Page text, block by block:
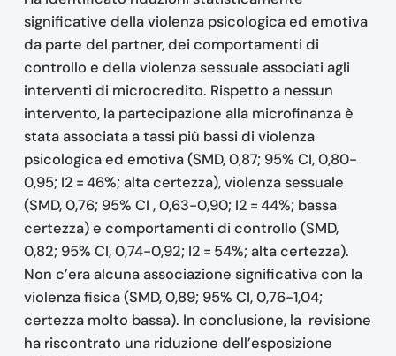
significative della violenza psicologica ed emotiva
da parte del partner, dei comportamenti di
controllo e della violenza sessuale associati agli
interventi di microcredito. Rispetto a nessun
intervento, la partecipazione alla microfinanza è
stata associata a tassi più bassi di violenza
psicologica ed emotiva (SMD, 0,87; 95% CI, 0,80-
0,95; I2 = 46%; alta certezza), violenza sessuale
(SMD, 0,76; 95% CI , 0,63-0,90; I2 = 44%; bassa
certezza) e comportamenti di controllo (SMD,
0,82; 95% CI, 0,74-0,92; I2 = 54%; alta certezza).
Non c’era alcuna associazione significativa con la
violenza fisica (SMD, 0,89; 95% CI, 0,76-1,04;
certezza molto bassa). In conclusione, la revisione
ha riscontrato una riduzione dell’esposizione